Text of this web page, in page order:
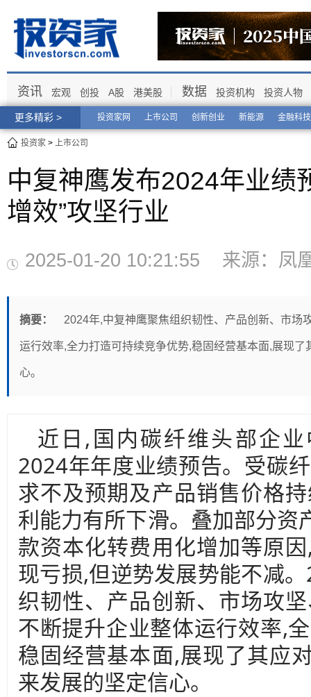
更多精彩 > 投资家网 上市公司 创新创业 新能源 金融科技
资讯 宏观 创投 A股 港美股 数据 投资机构 投资人物
投资家 > 上市公司
中复神鹰发布2024年业绩
增效”攻坚行业
2025-01-20 10:21:55 来源：
摘要： 2024年,中复神鹰聚焦组织韧性、产品创新、市场
运行效率,全力打造可持续竞争优势,稳固经营基本面,展现
心。
近日,国内碳纤维头部企
2024年年度业绩预告。受碳
求不及预期及产品销售价格
利能力有所下滑。叠加部分资
款资本化转费用化增加等原
现亏损,但逆势发展势能不减
织韧性、产品创新、市场攻
不断提升企业整体运行效率,
稳固经营基本面,展现了其应
来发展的坚定信心。